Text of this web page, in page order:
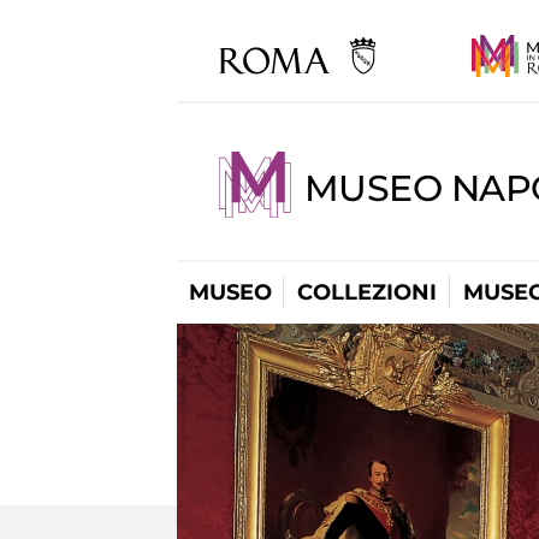
MUSEO
MUSEO COLLEZIONI